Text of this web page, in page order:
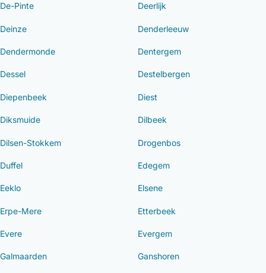
De-Pinte Deerlijk
Deinze Denderleeuw
Dendermonde Dentergem
Dessel Destelbergen
Diepenbeek Diest
Diksmuide Dilbeek
Dilsen-Stokkem Drogenbos
Duffel Edegem
Eeklo Elsene
Erpe-Mere Etterbeek
Evere Evergem
Galmaarden Ganshoren